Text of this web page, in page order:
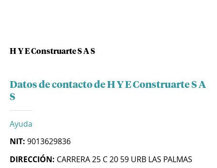
H Y E Construarte S A S
Datos de contacto de H Y E Construarte S A
S
Ayuda
NIT: 9013629836
DIRECCIÓN: CARRERA 25 C 20 59 URB LAS PALMAS